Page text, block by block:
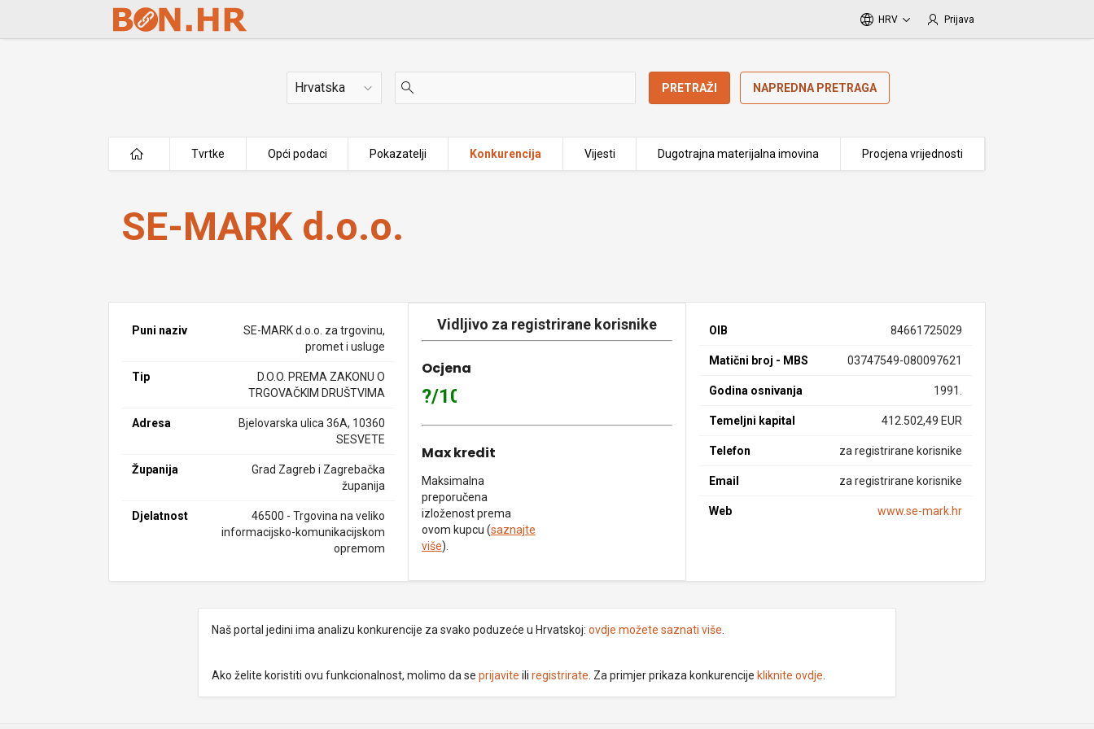
Skip to Main Content
HRV Prijava
Država PRETRAŽI NAPREDNA PRETRAGA
Tvrtke Opći podaci Pokazatelji Konkurencija Vijesti Dugotrajna materijalna imovina Procjena vrijednosti
SE-MARK d.o.o.
SE-MARK d.o.o.
Puni naziv
SE-MARK d.o.o. za trgovinu,
promet i usluge
Tip
D.O.O. PREMA ZAKONU O
TRGOVAČKIM DRUŠTVIMA
Adresa
Bjelovarska ulica 36A, 10360
SESVETE
Županija
Grad Zagreb i Zagrebačka
županija
Djelatnost
46500 - Trgovina na veliko
informacijsko-komunikacijskom
opremom
Vidljivo za registrirane korisnike
Ocjena
?/10
Max kredit
Maksimalna
preporučena
izloženost prema
ovom kupcu (saznajte
više).
OIB 84661725029
Matični broj - MBS 03747549-080097621
Godina osnivanja 1991.
Temeljni kapital 412.502,49 EUR
Telefon za registrirane korisnike
Email za registrirane korisnike
Web www.se-mark.hr
Naš portal jedini ima analizu konkurencije za svako poduzeće u Hrvatskoj: ovdje možete saznati više
Ako želite koristiti ovu funkcionalnost, molimo da se prijavite ili registrirate . Za primjer prikaza konkurencije kliknite ovdje